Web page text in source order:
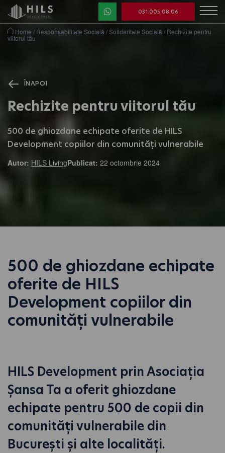
031.005.08.06
Home / Responsabilitate Socială /Solidaritate Socială / Rechizite pentru
viitorul tău
ÎNAPOI
Rechizite pentru viitorul tău
500 de ghiozdane echipate oferite de HILS
Development copiilor din comunități vulnerabile
Autor: HILS LivingPublicat: 22 octombrie 2024
500 de ghiozdane echipate
oferite de HILS
Development copiilor din
comunități vulnerabile
HILS Development prin Asociația
Șansa Ta a oferit ghiozdane
echipate pentru 500 de copii din
comunități vulnerabile din
București și alte localități.